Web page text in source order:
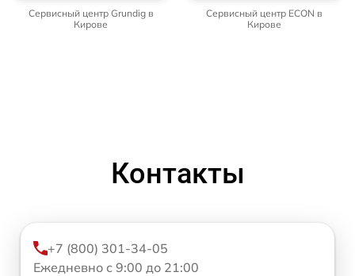
Сервисный центр Grundig в
Кирове
Сервисный центр ECON в
Кирове
Контакты
+7 (800) 301-34-05
Ежедневно с 9:00 до 21:00